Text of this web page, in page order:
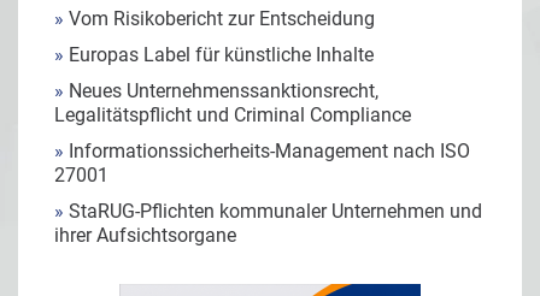
» Vom Risikobericht zur Entscheidung
» Europas Label für künstliche Inhalte
» Neues Unternehmenssanktionsrecht,
Legalitätspflicht und Criminal Compliance
» Informationssicherheits-Management nach ISO
27001
» StaRUG-Pflichten kommunaler Unternehmen und
ihrer Aufsichtsorgane